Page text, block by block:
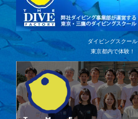
ダイビングスクール
東京都内で体験！